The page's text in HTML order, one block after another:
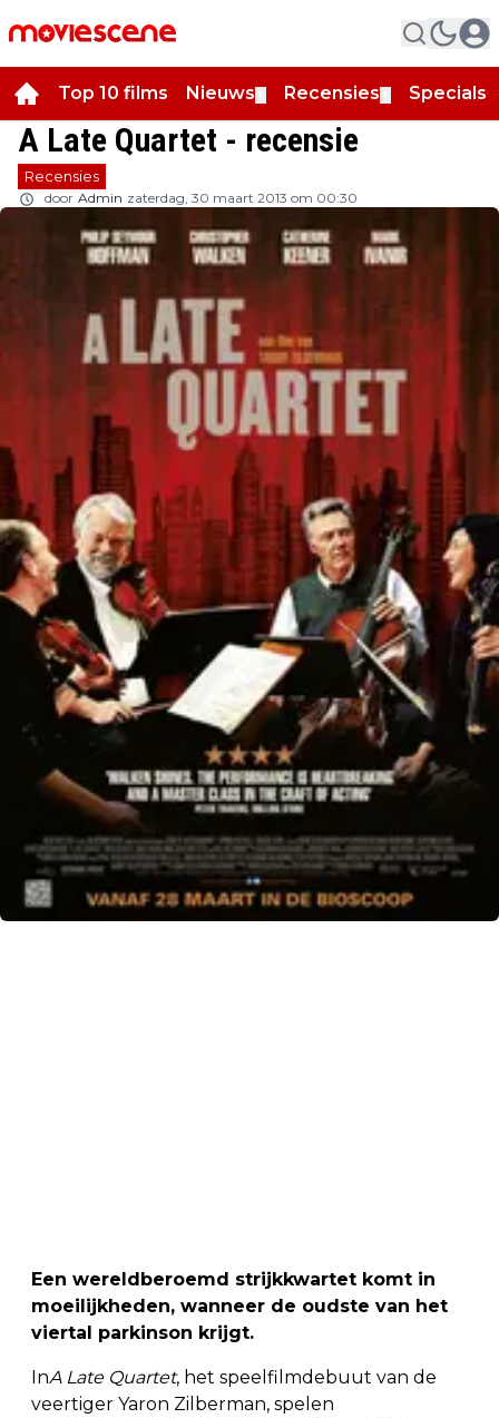
Top 10 films Nieuws Recensies Specials
A Late Quartet - recensie
Recensies
door Admin zaterdag, 30 maart 2013 om 00:30
Een wereldberoemd strijkkwartet komt in
moeilijkheden, wanneer de oudste van het
viertal parkinson krijgt.
InA Late Quartet, het speelfilmdebuut van de
veertiger Yaron Zilberman, spelen